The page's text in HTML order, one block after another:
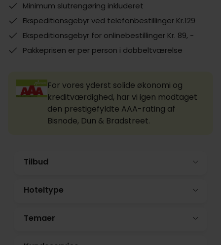
Minimum slutrengøring inkluderet
Ekspeditionsgebyr ved telefonbestillinger Kr.129
Ekspeditionsgebyr for onlinebestillinger Kr. 89, -
Pakkeprisen er per person i dobbeltværelse
For vores yderst solide økonomi og
kreditværdighed, har vi igen modtaget
den prestigefyldte AAA-rating af
Bisnode, Dun & Bradstreet.
Tilbud
Hoteltype
Temaer